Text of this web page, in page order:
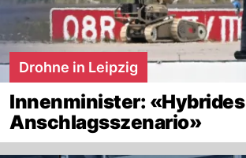
Drohne in Leipzig
Innenminister: «Hybrides
Anschlagsszenario»